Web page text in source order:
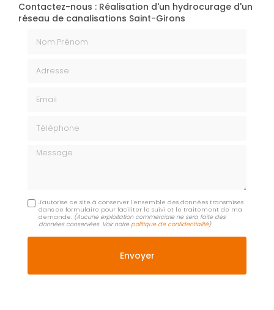
Contactez-nous : Réalisation d'un hydrocurage d'un
réseau de canalisations Saint-Girons
Message
J'autorise ce site à conserver l'ensemble des données transmises
dans ce formulaire pour faciliter le suivi et le traitement de ma
demande. (Aucune exploitation commerciale ne sera faite des
données conservées. Voir notrepolitique de confidentialité)